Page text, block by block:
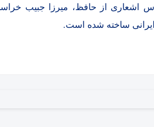
اشعاری از حافظ، میرزا جبیب
ساخته شده است.